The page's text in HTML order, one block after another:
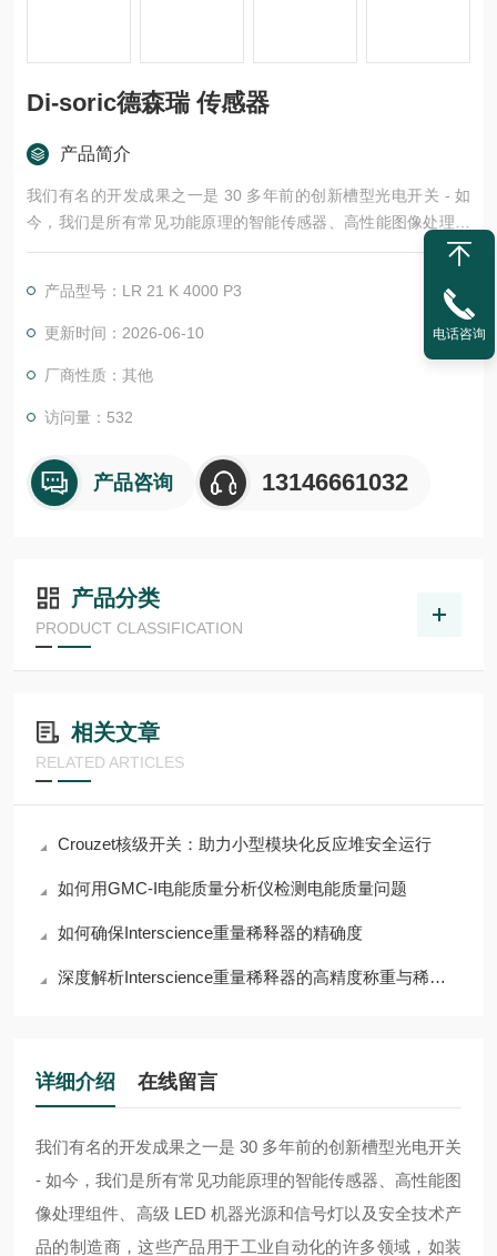
Di-soric德森瑞 传感器
产品简介
我们有名的开发成果之一是 30 多年前的创新槽型光电开关 - 如
今，我们是所有常见功能原理的智能传感器、高性能图像处理组
件、高级 LED 机器光源和信号灯以及安全技术产品的制造商，这
装、机床和测量与测试。
我们主攻汽车、食品与饮料、药品与化妆品、电子行业。此外，
我们还为客户提供专门的解决方案，灵活*产品种类。Di-soric德
森瑞 传感器
产品型号：LR 21 K 4000 P3
更新时间：2026-06-10
厂商性质：其他
访问量：532
产品咨询 13146661032
产品分类
PRODUCT CLASSIFICATION
相关文章
RELATED ARTICLES
Crouzet核级开关：助力小型模块化反应堆安全运行
如何用GMC-I电能质量分析仪检测电能质量问题
如何确保Interscience重量稀释器的精确度
深度解析Interscience重量稀释器的高精度称重与稀释功能
详细介绍 在线留言
我们有名的开发成果之一是 30 多年前的创新槽型光电开关
- 如今，我们是所有常见功能原理的智能传感器、高性能图
像处理组件、高级 LED 机器光源和信号灯以及安全技术产
品的制造商，这些产品用于工业自动化的许多领域，如装
电话咨询